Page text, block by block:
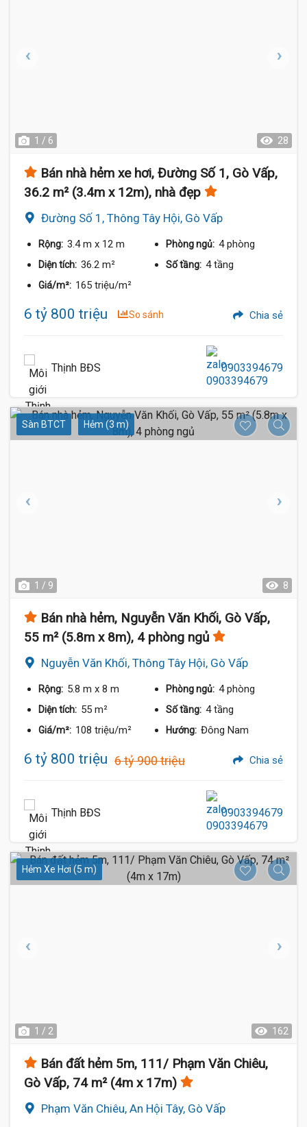
1 / 6 28
Bán nhà hẻm xe hơi, Đường Số 1, Gò Vấp,
36.2 m² (3.4m x 12m), nhà đẹp
Đường Số 1, Thông Tây Hội, Gò Vấp
Rộng: 3.4 m x 12 m Phòng ngủ: 4 phòng
Diện tích: 36.2 m² Số tầng: 4 tầng
Giá/m²: 165 triệu/m²
6 tỷ 800 triệu So sánh Chia sẻ
Thịnh BĐS 0903394679
Sàn BTCT Hẻm (3 m)
1 / 9 8
Bán nhà hẻm, Nguyễn Văn Khối, Gò Vấp,
55 m² (5.8m x 8m), 4 phòng ngủ
Nguyễn Văn Khối, Thông Tây Hội, Gò Vấp
Rộng: 5.8 m x 8 m Phòng ngủ: 4 phòng
Diện tích: 55 m² Số tầng: 4 tầng
Giá/m²: 108 triệu/m² Hướng: Đông Nam
6 tỷ 800 triệu 6 tỷ 900 triệu Chia sẻ
Thịnh BĐS 0903394679
Hẻm Xe Hơi (5 m)
1 / 2 162
Bán đất hẻm 5m, 111/ Phạm Văn Chiêu,
Gò Vấp, 74 m² (4m x 17m)
Phạm Văn Chiêu, An Hội Tây, Gò Vấp